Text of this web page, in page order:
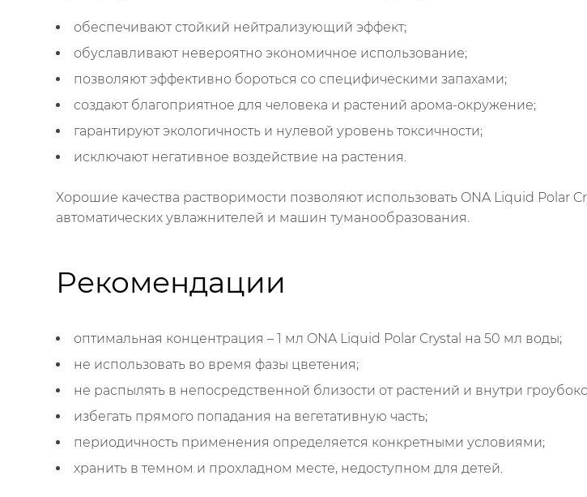
обеспечивают стойкий нейтрализующий эффект;
обуславливают невероятно экономичное использование;
позволяют эффективно бороться со специфическими запахами;
создают благоприятное для человека и растений арома-окружение;
гарантируют экологичность и нулевой уровень токсичности;
исключают негативное воздействие на растения.
Хорошие качества растворимости позволяют использовать ONA Liquid Polar
автоматических увлажнителей и машин туманообразования.
Рекомендации
оптимальная концентрация – 1 мл ONA Liquid Polar Crystal на 50 мл воды;
не использовать во время фазы цветения;
не распылять в непосредственной близости от растений и внутри
избегать прямого попадания на вегетативную часть;
периодичность применения определяется конкретными условиями;
хранить в темном и прохладном месте, недоступном для детей.